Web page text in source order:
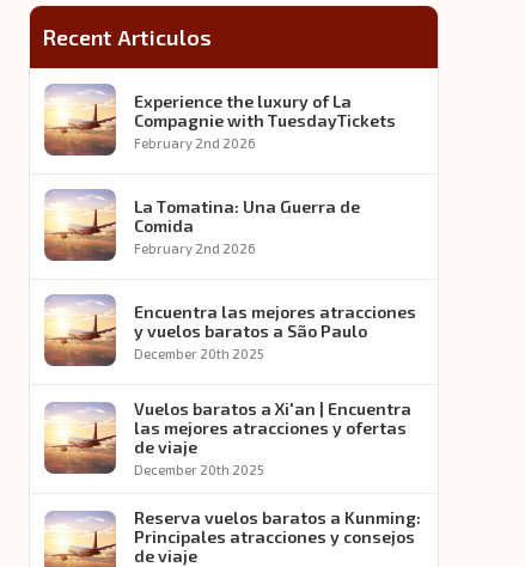
Recent Articulos
Experience the luxury of La
Compagnie with TuesdayTickets
February 2nd 2026
La Tomatina: Una Guerra de
Comida
February 2nd 2026
Encuentra las mejores atracciones
y vuelos baratos a São Paulo
December 20th 2025
Vuelos baratos a Xi'an | Encuentra
las mejores atracciones y ofertas
de viaje
December 20th 2025
Reserva vuelos baratos a Kunming:
Principales atracciones y consejos
de viaje